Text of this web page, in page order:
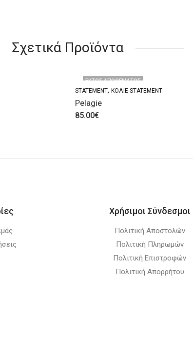
Σχετικά Προϊόντα
ΕΚΤΌΣ ΑΠΟΘΈΜΑΤΟΣ
STATEMENT, ΚΟΛΙΈ STATEMENT
Pelagie
85.00€
Χρήσιμοι Σύνδεσμοι
Πολιτική Αποστολών
Πολιτική Πληρωμών
Πολιτική Επιστροφών
Πολιτική Απορρήτου